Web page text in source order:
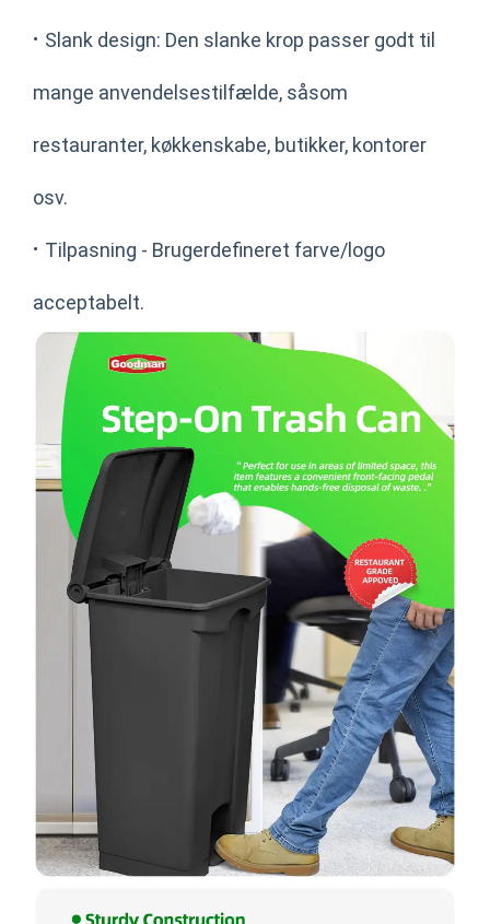
· Slank design: Den slanke krop passer godt til
mange anvendelsestilfælde, såsom
restauranter, køkkenskabe, butikker, kontorer
osv.
· Tilpasning - Brugerdefineret farve/logo
acceptabelt.